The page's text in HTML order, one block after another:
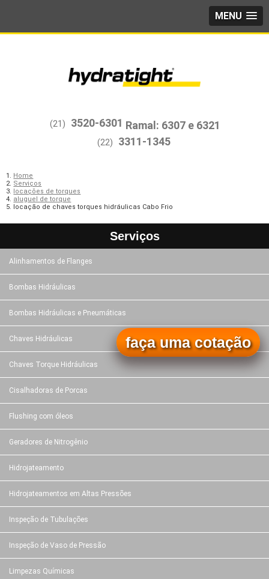
MENU
(21) 3520-6301
(22) 3311-1345
Home
Serviços
locações de torques
aluguel de torque
locação de chaves torques hidráulicas Cabo Frio
Serviços
Alinhamentos de Flanges
Bombas Hidráulicas
Bombas Hidráulicas e Pneumáticas
Chaves Hidráulicas
Chaves Torque Hidráulicas
Cisalhadoras de Porcas
Flushing com óleos
Geradores de Nitrogênio
Hidrojateamento
Hidrojateamentos em Altas Pressões
Inspeção de Tubulações
Inspeção de Vaso de Pressão
Limpezas Químicas
faça uma cotação